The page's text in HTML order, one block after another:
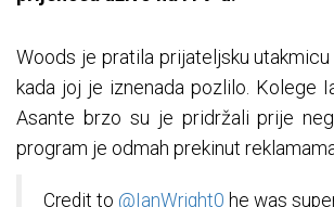
Woods je pratila prijateljsku utakmicu
kada joj je iznenada pozlilo. Kolege
Asante brzo su je pridržali prije
program je odmah prekinut
Credit to @IanWright0 he was